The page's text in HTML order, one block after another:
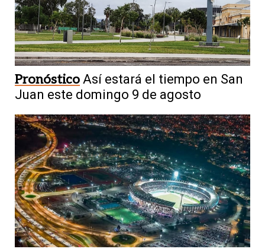
Pronóstico Así estará el tiempo en San
Juan este domingo 9 de agosto